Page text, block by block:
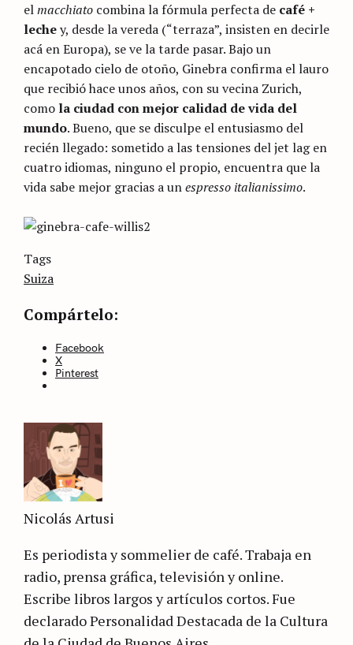
elmacchiato combina la fórmula perfecta de café +
lechey, desde la vereda (“terraza”, insisten en decirle
acá en Europa), se ve la tarde pasar. Bajo un
encapotado cielo de otoño, Ginebra confirma el lauro
que recibió hace unos años, con su vecina Zurich,
como la ciudad con mejor calidad de vida del
mundo. Bueno, que se disculpe el entusiasmo del
recién llegado: sometido a las tensiones del jet lag en
cuatro idiomas, ninguno el propio, encuentra que la
vida sabe mejor gracias a unespresso italianissimo.
Categories
categoría
Tags
Suiza
Compártelo:
Facebook
X
Pinterest
Nicolás Artusi
Es periodista y sommelier de café. Trabaja en
radio, prensa gráfica, televisión y online.
Escribe libros largos y artículos cortos. Fue
declarado Personalidad Destacada de la Cultura